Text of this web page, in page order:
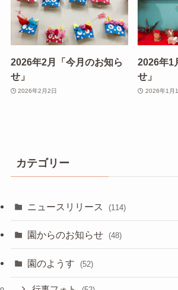
2026年2月「今月のお知ら
せ」
2026年2月2日
2026年1
せ」
2026年1月
カテゴリー
ニュースリリース (114)
園からのお知らせ (48)
園のようす (52)